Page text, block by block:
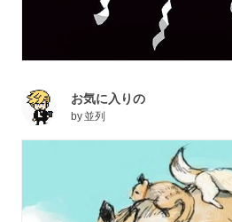
お気に入りの
by 並列